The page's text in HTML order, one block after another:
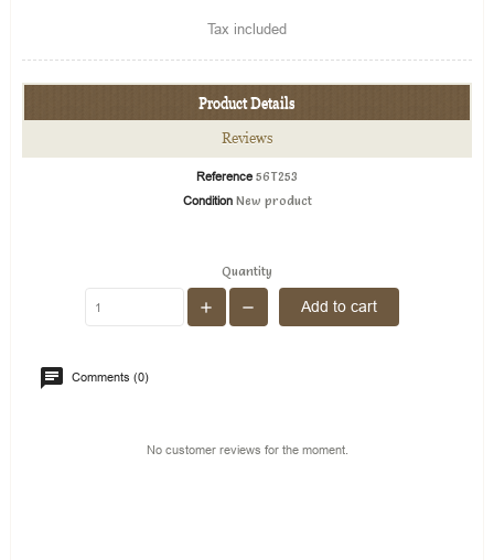
Tax included
Product Details
Reviews
Reference 56T253
Condition New product
Quantity
Add to cart
Comments (0)
No customer reviews for the moment.